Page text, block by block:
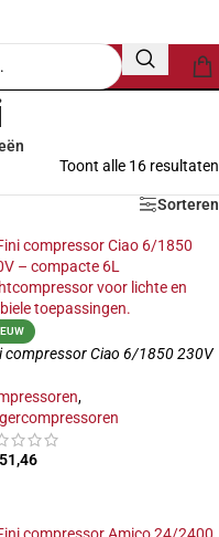
Toont alle 16 resultaten
Sorteren
compressor Ciao 6/1850 230V
,